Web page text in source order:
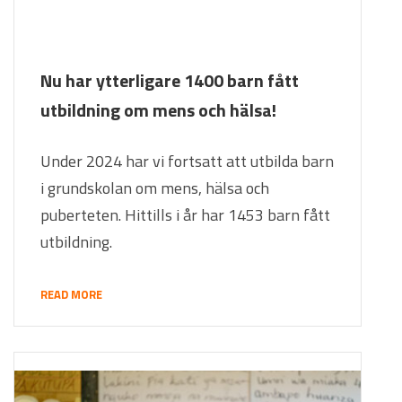
Nu har ytterligare 1400 barn fått
utbildning om mens och hälsa!
Under 2024 har vi fortsatt att utbilda barn
i grundskolan om mens, hälsa och
puberteten. Hittills i år har 1453 barn fått
utbildning.
READ MORE